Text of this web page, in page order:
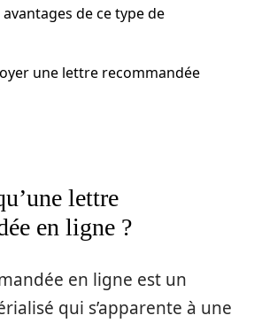
de ce type de
une lettre recommandée
lettre
en ligne ?
en ligne est un
qui s’apparente à une